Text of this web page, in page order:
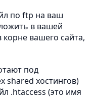
по ftp на ваш
в вашей
вашего сайта,
под
shared хостингов)
.htaccess (это имя